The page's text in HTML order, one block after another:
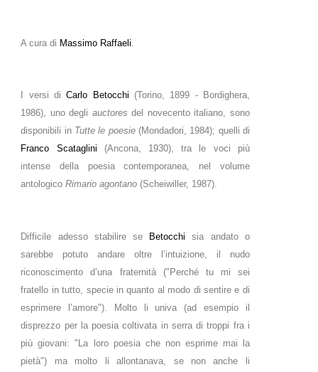
A cura di Massimo Raffaeli
I versi diCarlo Betocchi (Torino, 1899 - Bordighera,
1986), uno degli auctores del novecento italiano, sono
disponibili in Tutte le poesie(Mondadori, 1984); quelli di
Franco Scataglini (Ancona, 1930), tra le voci più
intense della poesia contemporanea, nel volume
antologicoRimario agontano (Scheiwiller, 1987).
Difficile adesso stabilire se Betocchi sia andato o
sarebbe potuto andare oltre l’intuizione, il nudo
riconoscimento d’una fraternità ("Perché tu mi sei
fratello in tutto, specie in quanto al modo di sentire e di
esprimere l’amore"). Molto li univa (ad esempio il
disprezzo per la poesia coltivata in serra di troppi fra i
più giovani: "La loro poesia che non esprime mai la
pietà") ma molto li allontanava, se non anche li